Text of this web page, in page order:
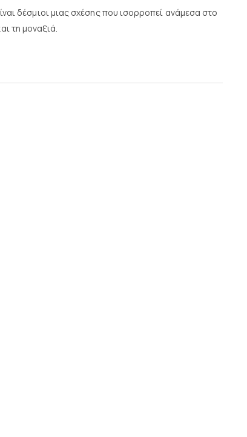
δέσμιοι μιας σχέσης που ισορροπεί ανάμεσα στο
τη μοναξιά.